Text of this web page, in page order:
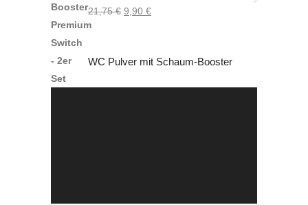
21,75€ Ursprünglicher
21,75 €
9,90 €Aktueller
9,90 €.
WC Pulver mit Schaum-Booster
Video-